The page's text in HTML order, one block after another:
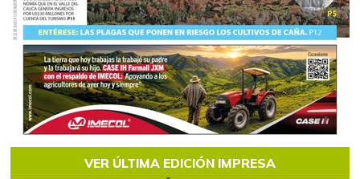
VER ÚLTIMA EDICIÓN IMPRESA